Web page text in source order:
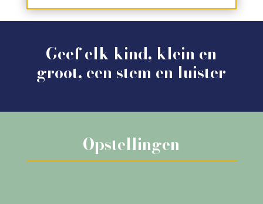
Geef elk kind, klein en
groot, een stem en luister
Opstellingen